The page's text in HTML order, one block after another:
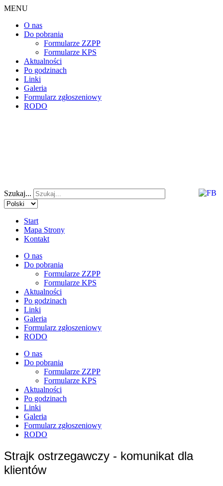
MENU
O nas
Do pobrania
Formularze ZZPP
Formularze KPS
Aktualności
Po godzinach
Linki
Galeria
Formularz zgłoszeniowy
RODO
Szukaj...
Start
Mapa Strony
Kontakt
O nas
Do pobrania
Formularze ZZPP
Formularze KPS
Aktualności
Po godzinach
Linki
Galeria
Formularz zgłoszeniowy
RODO
O nas
Do pobrania
Formularze ZZPP
Formularze KPS
Aktualności
Po godzinach
Linki
Galeria
Formularz zgłoszeniowy
RODO
Strajk ostrzegawczy - komunikat dla
klientów